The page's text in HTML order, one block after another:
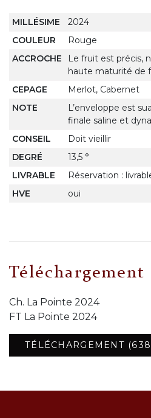
MILLÉSIME
2024
COULEUR
Rouge
ACCROCHE
Le fruit est précis,
haute maturité de
CEPAGE
Merlot, Cabernet
NOTE
L’enveloppe est
finale saline et
CONSEIL
Doit vieillir
DEGRÉ
13,5 °
LIVRABLE
Réservation :
HVE
oui
Téléchargement
Ch. La Pointe 2024
FT La Pointe 2024
TÉLÉCHARGEMENT